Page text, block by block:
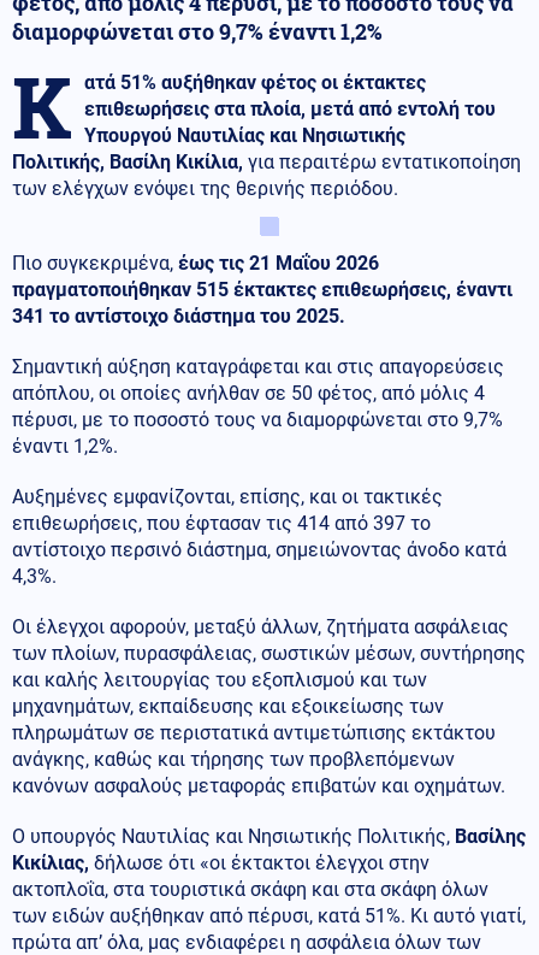
διαμορφώνεται στο 9,7% έναντι 1,2%
Κ ατά 51% αυξήθηκαν φέτος οι έκτακτες
επιθεωρήσεις στα πλοία, μετά από εντολή του
Υπουργού Ναυτιλίας και Νησιωτικής
Πολιτικής, Βασίλη Κικίλια, για περαιτέρω εντατικοποίηση
των ελέγχων ενόψει της θερινής περιόδου.
Πιο συγκεκριμένα, έως τις 21 Μαΐου 2026
πραγματοποιήθηκαν 515 έκτακτες επιθεωρήσεις, έναντι
341 το αντίστοιχο διάστημα του 2025.
Σημαντική αύξηση καταγράφεται και στις απαγορεύσεις
απόπλου, οι οποίες ανήλθαν σε 50 φέτος, από μόλις 4
πέρυσι, με το ποσοστό τους να διαμορφώνεται στο 9,7%
έναντι 1,2%.
Αυξημένες εμφανίζονται, επίσης, και οι τακτικές
επιθεωρήσεις, που έφτασαν τις 414 από 397 το
αντίστοιχο περσινό διάστημα, σημειώνοντας άνοδο κατά
4,3%.
Οι έλεγχοι αφορούν, μεταξύ άλλων, ζητήματα ασφάλειας
των πλοίων, πυρασφάλειας, σωστικών μέσων, συντήρησης
και καλής λειτουργίας του εξοπλισμού και των
μηχανημάτων, εκπαίδευσης και εξοικείωσης των
πληρωμάτων σε περιστατικά αντιμετώπισης εκτάκτου
ανάγκης, καθώς και τήρησης των προβλεπόμενων
κανόνων ασφαλούς μεταφοράς επιβατών και οχημάτων.
Ο υπουργός Ναυτιλίας και Νησιωτικής Πολιτικής, Βασίλης
Κικίλιας, δήλωσε ότι «οι έκτακτοι έλεγχοι στην
ακτοπλοΐα, στα τουριστικά σκάφη και στα σκάφη όλων
των ειδών αυξήθηκαν από πέρυσι, κατά 51%. Κι αυτό γιατί,
πρώτα απ’ όλα, μας ενδιαφέρει η ασφάλεια όλων των